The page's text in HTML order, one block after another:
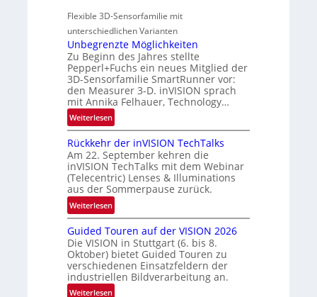
-
B
-
R
u
n
d
e
n
e
w
s
‘
Flexible 3D-Sensorfamilie mit
unterschiedlichen Varianten
Unbegrenzte Möglichkeiten
Zu Beginn des Jahres stellte
Pepperl+Fuchs ein neues Mitglied der
3D-Sensorfamilie SmartRunner vor:
den Measurer 3-D. inVISION sprach
mit Annika Felhauer, Technology…
Weiterlesen:
U
n
b
e
g
r
e
z
t
e
M
ö
Rückkehr der inVISION TechTalks
Am 22. September kehren die
inVISION TechTalks mit dem Webinar
(Telecentric) Lenses & Illuminations
aus der Sommerpause zurück.
Weiterlesen:
R
ü
c
k
k
e
Guided Touren auf der VISION 2026
Die VISION in Stuttgart (6. bis 8.
Oktober) bietet Guided Touren zu
verschiedenen Einsatzfeldern der
industriellen Bildverarbeitung an.
Weiterlesen: